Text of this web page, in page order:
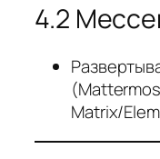
4.2
Matrix/